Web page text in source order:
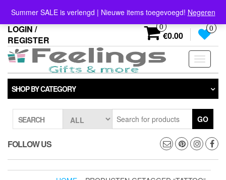
the
content
Summer SALE is verlengd | Nieuwe items toegevoegd! Negeren
info@feelings-giftshop.nl
LOGIN /
REGISTER
0
€0.00
0
Toggle
SHOP BY CATEGORY
SEARCH GO
FOLLOW US